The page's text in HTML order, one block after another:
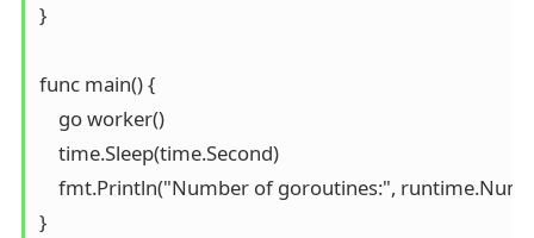
}
func main() {
    go worker()
    time.Sleep(time.Second)
fmt.Println("Number of goroutines:",
}